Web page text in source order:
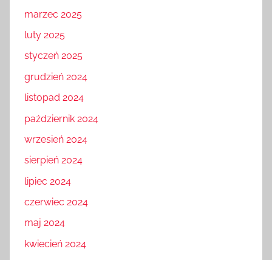
marzec 2025
luty 2025
styczeń 2025
grudzień 2024
listopad 2024
październik 2024
wrzesień 2024
sierpień 2024
lipiec 2024
czerwiec 2024
maj 2024
kwiecień 2024